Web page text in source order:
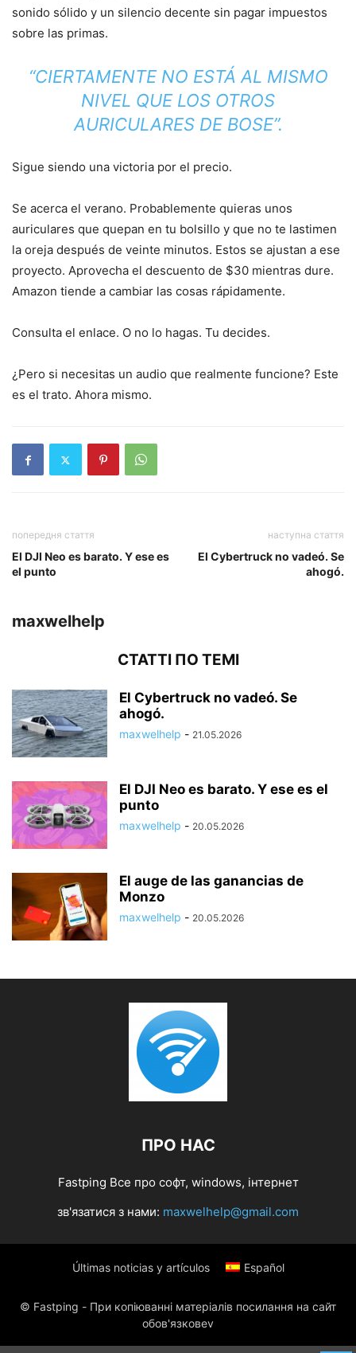
sonido sólido y un silencio decente sin pagar impuestos
sobre las primas.
“CIERTAMENTE NO ESTÁ AL MISMO
NIVEL QUE LOS OTROS
AURICULARES DE BOSE”.
Sigue siendo una victoria por el precio.
Se acerca el verano. Probablemente quieras unos
auriculares que quepan en tu bolsillo y que no te lastimen
la oreja después de veinte minutos. Estos se ajustan a ese
proyecto. Aprovecha el descuento de $30 mientras dure.
Amazon tiende a cambiar las cosas rápidamente.
Consulta el enlace. O no lo hagas. Tu decides.
¿Pero si necesitas un audio que realmente funcione? Este
es el trato. Ahora mismo.
попередня стаття
El DJI Neo es barato. Y ese es
el punto
наступна стаття
El Cybertruck no vadeó. Se
ahogó.
maxwelhelp
СТАТТІ ПО ТЕМІ
El Cybertruck no vadeó. Se
ahogó.
maxwelhelp - 21.05.2026
El DJI Neo es barato. Y ese es el
punto
maxwelhelp - 20.05.2026
El auge de las ganancias de
Monzo
maxwelhelp - 20.05.2026
ПРО НАС
Fastping Все про софт, windows, інтернет
зв'язатися з нами: maxwelhelp@gmail.com
Últimas noticias y artículos Español
© Fastping - При копіюванні матеріалів посилання на сайт
обов'язковеv